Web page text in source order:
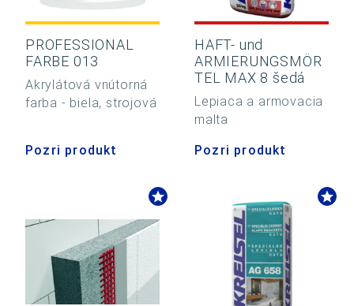
PROFESSIONAL
FARBE 013
Akrylátová vnútorná
farba - biela, strojová
Pozri produkt
HAFT- und
ARMIERUNGSMÖR
TEL MAX 8 šedá
Lepiaca a armovacia
malta
Pozri produkt